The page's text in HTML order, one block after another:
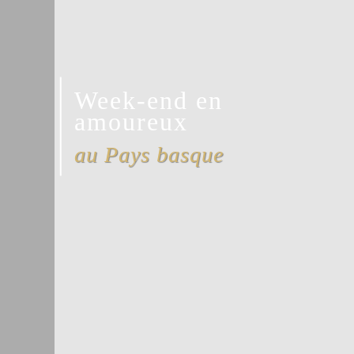
Week-end en
amoureux
au Pays basque